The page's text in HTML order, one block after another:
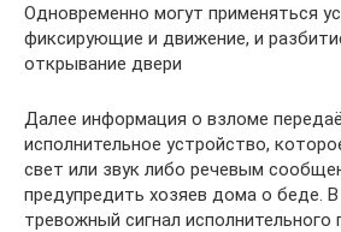
Одновременно могут применяться
фиксирующие и движение, и
открывание двери
Далее информация о взломе
исполнительное устройство,
свет или звук либо речевым
предупредить хозяев дома о беде. В
тревожный сигнал исполнительного